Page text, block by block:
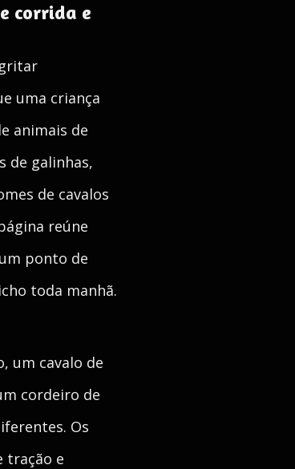
corrida e
uma criança
animais de
de galinhas,
de cavalos
reúne
ponto de
toda manhã.
um cavalo de
cordeiro de
Os
tração e